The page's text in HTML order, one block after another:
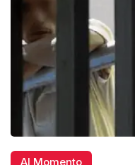
Al Momento